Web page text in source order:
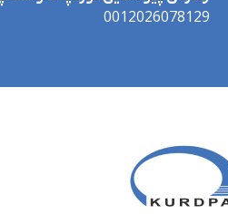
0012026078129